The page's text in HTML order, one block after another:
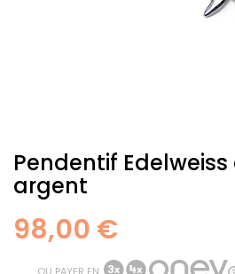
Pendentif Edelweiss
argent
98,00 €